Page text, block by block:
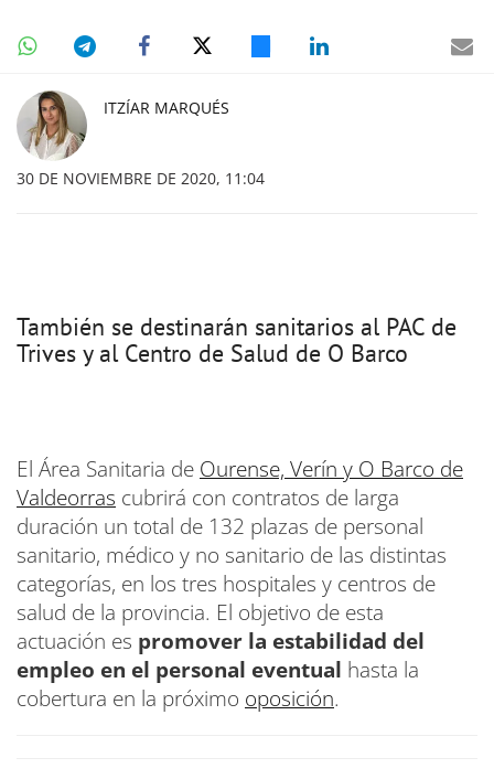
ITZÍAR MARQUÉS
30 DE NOVIEMBRE DE 2020, 11:04
También se destinarán sanitarios al PAC de
Trives y al Centro de Salud de O Barco
El Área Sanitaria de Ourense, Verín y O Barco de
Valdeorras cubrirá con contratos de larga
duración un total de 132 plazas de personal
sanitario, médico y no sanitario de las distintas
categorías, en los tres hospitales y centros de
salud de la provincia. El objetivo de esta
actuación es promover la estabilidad del
empleo en el personal eventual hasta la
cobertura en la próximo oposición.